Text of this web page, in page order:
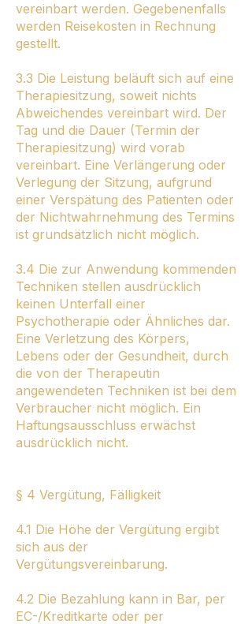
vereinbart werden. Gegebenenfalls
werden Reisekosten in Rechnung
gestellt.
3.3 Die Leistung beläuft sich auf eine
Therapiesitzung, soweit nichts
Abweichendes vereinbart wird. Der
Tag und die Dauer (Termin der
Therapiesitzung) wird vorab
vereinbart. Eine Verlängerung oder
Verlegung der Sitzung, aufgrund
einer Verspätung des Patienten oder
der Nichtwahrnehmung des Termins
ist grundsätzlich nicht möglich.
3.4 Die zur Anwendung kommenden
Techniken stellen ausdrücklich
keinen Unterfall einer
Psychotherapie oder Ähnliches dar.
Eine Verletzung des Körpers,
Lebens oder der Gesundheit, durch
die von der Therapeutin
angewendeten Techniken ist bei dem
Verbraucher nicht möglich. Ein
Haftungsausschluss erwächst
ausdrücklich nicht.
§ 4 Vergütung, Fälligkeit
4.1 Die Höhe der Vergütung ergibt
sich aus der
Vergütungsvereinbarung.
4.2 Die Bezahlung kann in Bar, per
EC-/Kreditkarte oder per